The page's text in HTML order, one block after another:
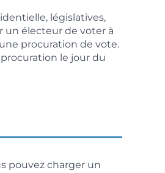
législatives,
un électeur de voter à
procuration de vote.
le jour du
pouvez charger un